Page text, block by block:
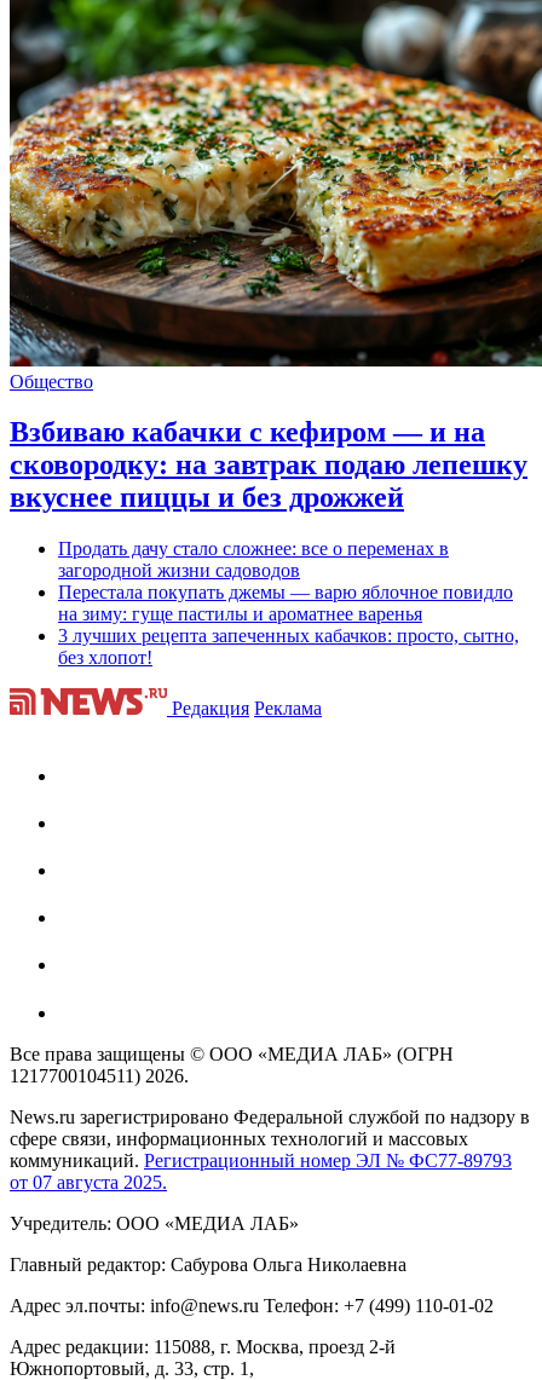
Общество
Взбиваю кабачки с кефиром — и на
сковородку: на завтрак подаю лепешку
вкуснее пиццы и без дрожжей
Продать дачу стало сложнее: все о переменах в
загородной жизни садоводов
Перестала покупать джемы — варю яблочное повидло
на зиму: гуще пастилы и ароматнее варенья
3 лучших рецепта запеченных кабачков: просто, сытно,
без хлопот!
Редакция Реклама
Все права защищены © ООО «МЕДИА ЛАБ» (ОГРН
1217700104511) 2026.
News.ru зарегистрировано Федеральной службой по надзору в
сфере связи, информационных технологий и массовых
коммуникаций. Регистрационный номер ЭЛ № ФС77-89793
от 07 августа 2025.
Учредитель: ООО «МЕДИА ЛАБ»
Главный редактор: Сабурова Ольга Николаевна
Адрес эл.почты: info@news.ru Телефон: +7 (499) 110-01-02
Адрес редакции: 115088, г. Москва, проезд 2-й
Южнопортовый, д. 33, стр. 1,